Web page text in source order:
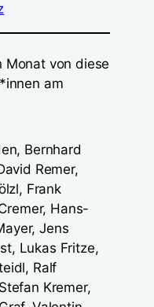
Monat von diese
am
Bernhard
Remer,
Frank
Hans-
Jens
Lukas Fritze,
Ralf
Kremer,